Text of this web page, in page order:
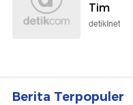
Tim
detikInet
Berita Terpopuler